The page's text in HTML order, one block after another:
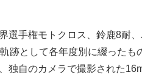
選手権モトクロス、鈴鹿8耐、
跡として各年度別に綴ったも
独自のカメラで撮影された